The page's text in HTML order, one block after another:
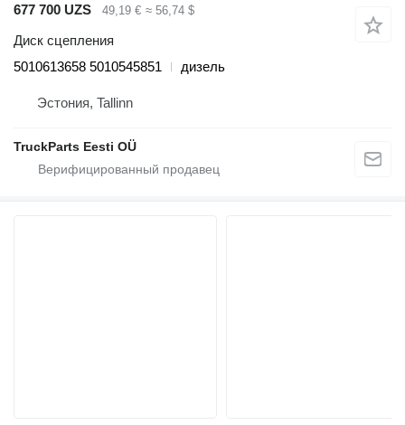
677 700 UZS 49,19 € ≈ 56,74 $
Диск сцепления
5010613658 5010545851
дизель
Эстония, Tallinn
TruckParts Eesti OÜ